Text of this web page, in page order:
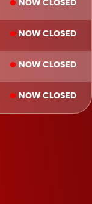
NOW CLOSED
NOW CLOSED
NOW CLOSED
NOW CLOSED